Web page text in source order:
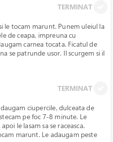
TERMINAT
le tocam marunt. Punem uleiul la
de ceapa, impreuna cu
carnea tocata. Ficatul de
se patrunde usor. Il scurgem si il
TERMINAT
ciupercile, dulceata de
pe foc 7-8 minute. Le
le lasam sa se raceasca.
marunt. Le adaugam peste